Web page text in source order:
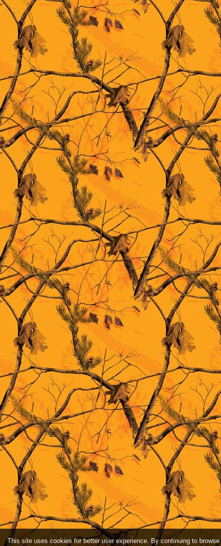
This site uses cookies for better user experience. By continuing to